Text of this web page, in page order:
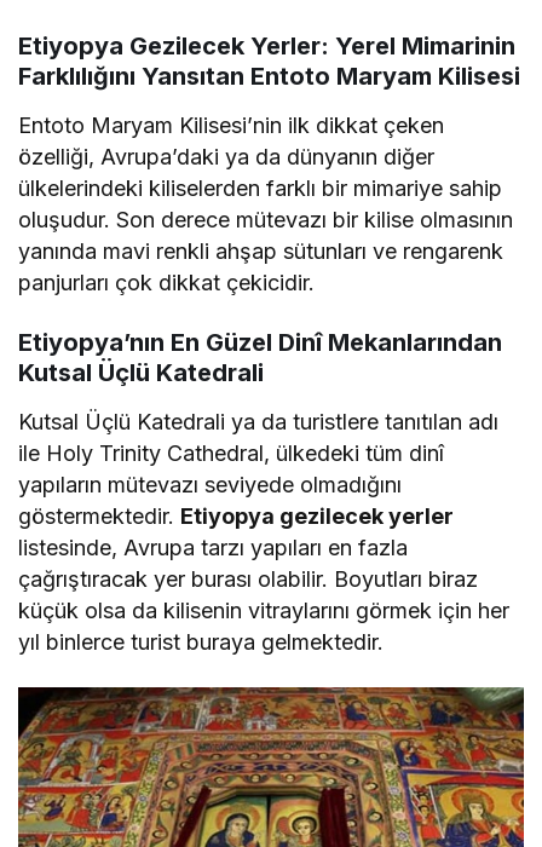
Etiyopya Gezilecek Yerler: Yerel Mimarinin
Farklılığını Yansıtan Entoto Maryam Kilisesi
Entoto Maryam Kilisesi’nin ilk dikkat çeken
özelliği, Avrupa’daki ya da dünyanın diğer
ülkelerindeki kiliselerden farklı bir mimariye sahip
oluşudur. Son derece mütevazı bir kilise olmasının
yanında mavi renkli ahşap sütunları ve rengarenk
panjurları çok dikkat çekicidir.
Etiyopya’nın En Güzel Dinî Mekanlarından
Kutsal Üçlü Katedrali
Kutsal Üçlü Katedrali ya da turistlere tanıtılan adı
ile Holy Trinity Cathedral, ülkedeki tüm dinî
yapıların mütevazı seviyede olmadığını
göstermektedir. Etiyopya gezilecek yerler
listesinde, Avrupa tarzı yapıları en fazla
çağrıştıracak yer burası olabilir. Boyutları biraz
küçük olsa da kilisenin vitraylarını görmek için her
yıl binlerce turist buraya gelmektedir.